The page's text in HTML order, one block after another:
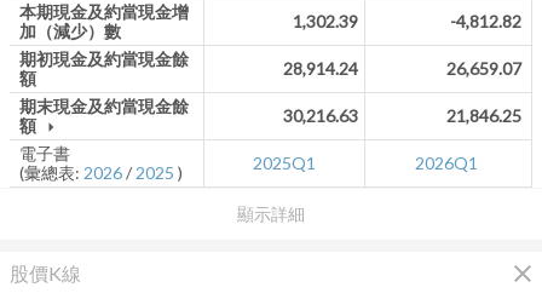
顯示詳細
本期現金及約當現金增
加（減少）數
1,302.39
-4,812.82
期初現金及約當現金餘
額
28,914.24
26,659.07
期末現金及約當現金餘
額 arrow_drop_down
30,216.63
21,846.25
電子書
(彙總表: 2026/ 2025 ) 2025Q1 2026Q1
股價K線 close